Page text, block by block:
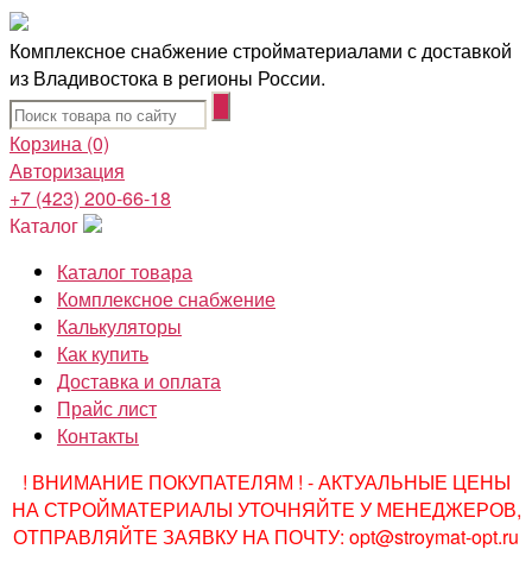
Комплексное снабжение стройматериалами с доставкой
из Владивостока в регионы России.
Корзина (0)
Авторизация
+7 (423) 200-66-18
Каталог
Каталог товара
Комплексное снабжение
Калькуляторы
Как купить
Доставка и оплата
Прайс лист
Контакты
! ВНИМАНИЕ ПОКУПАТЕЛЯМ ! - АКТУАЛЬНЫЕ ЦЕНЫ
НА СТРОЙМАТЕРИАЛЫ УТОЧНЯЙТЕ У МЕНЕДЖЕРОВ,
ОТПРАВЛЯЙТЕ ЗАЯВКУ НА ПОЧТУ: opt@stroymat-opt.ru